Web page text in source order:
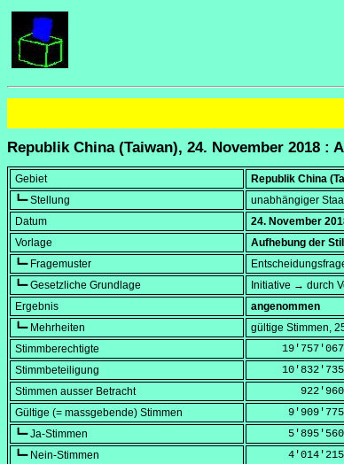
Republik China (Taiwan), 24. November 2018
Gebiet
Republik China
┗━ Stellung
unabhängiger
Datum
24. November
Vorlage
Aufhebung der
┗━ Fragemuster
┗━ Gesetzliche Grundlage
Initiative → durch
Ergebnis
angenommen
┗━ Mehrheiten
gültige Stimmen,
Stimmberechtigte
     19'757'067
Stimmbeteiligung
     10'832'735
Stimmen ausser Betracht
        922'960
Gültige (= massgebende) Stimmen
      9'909'775
┗━ Ja-Stimmen
      5'895'560
┗━ Nein-Stimmen
      4'014'215